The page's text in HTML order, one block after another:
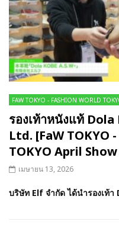
FAW TOKYO - FASHION WORLD
รองเท้าหนังแท้ Dola
Ltd. [FaW TOKYO
TOKYO April Show
เมษายน 13, 2026
บริษัท Elf จำกัด ได้นำรองเท้